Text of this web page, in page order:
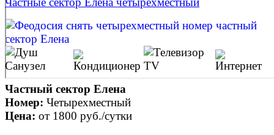
Частный сектор Елена
Номер: Четырехместный
Цена: от 1800 руб./сутки